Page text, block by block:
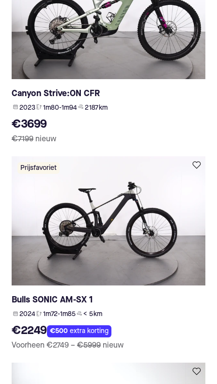
Canyon Strive:ON CFR
2023 1m80-1m94 2 187 km
€3699
€7199 nieuw
Prijsfavoriet
Bulls SONIC AM-SX 1
2024 1m72-1m85 < 5 km
€2249 €500extra korting
Voorheen €2749 – €5999 nieuw